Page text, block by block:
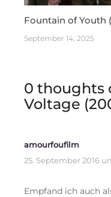
Fountain of Youth
September 14, 2025
0 thoughts
Voltage
amourfoufilm
25. September 2016
Empfand ich auch